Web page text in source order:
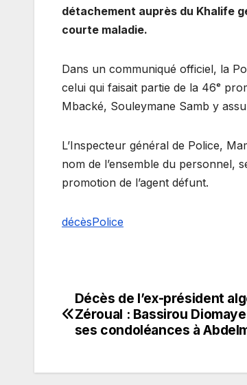
détachement auprès du Khalife
courte maladie.
Dans un communiqué officiel, la
celui qui faisait partie de la 46ᵉ
Mbacké, Souleymane Samb y
L’Inspecteur général de Police,
nom de l’ensemble du personnel,
promotion de l’agent défunt.
décèsPolice
Navigation
de
Décès de l’ex-président
Zéroual : Bassirou
ses condoléances à